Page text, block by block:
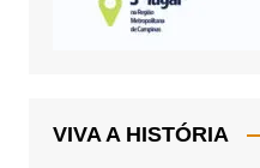
VIVA A HISTÓRIA